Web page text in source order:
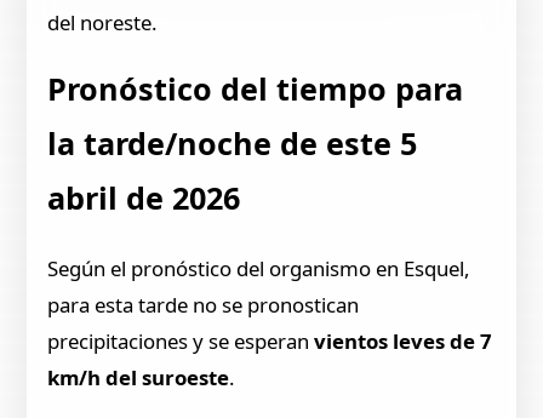
del noreste.
Pronóstico del tiempo para
la tarde/noche de este 5
abril de 2026
Según el pronóstico del organismo en Esquel,
para esta tarde no se pronostican
precipitaciones y se esperanvientos leves de 7
km/h del suroeste.